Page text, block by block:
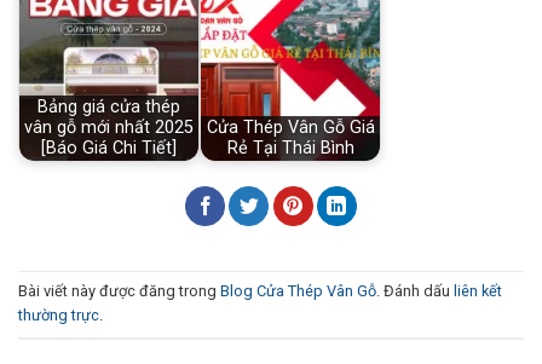
Bảng giá cửa thép
vân gỗ mới nhất 2025
[Báo Giá Chi Tiết]
Cửa Thép Vân Gỗ Giá
Rẻ Tại Thái Bình
Bài viết này được đăng trong Blog Cửa Thép Vân Gỗ. Đánh dấu liên kết
thường trực.